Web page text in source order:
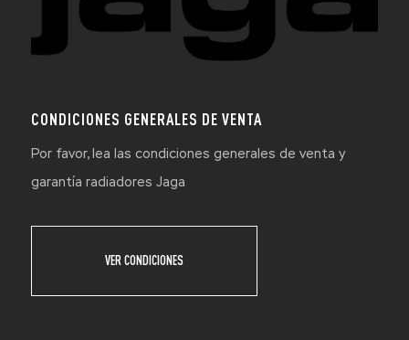
CONDICIONES GENERALES DE VENTA
Por favor, lea las condiciones generales de venta y
garantía radiadores Jaga
VER CONDICIONES